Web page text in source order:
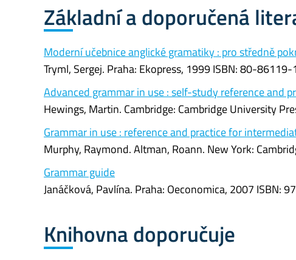
Základní a doporučená
Moderní učebnice anglické gramatiky : pro středně
Tryml, Sergej. Praha: Ekopress, 1999 ISBN: 80-
Advanced grammar in use : self-study reference and
Hewings, Martin. Cambridge: Cambridge University
Grammar in use : reference and practice for
Murphy, Raymond. Altman, Roann. New York:
Grammar guide
Janáčková, Pavlína. Praha: Oeconomica, 2007 ISBN:
Knihovna doporučuje